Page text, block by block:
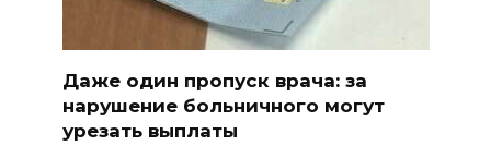
Даже один пропуск врача: за
нарушение больничного могут
урезать выплаты